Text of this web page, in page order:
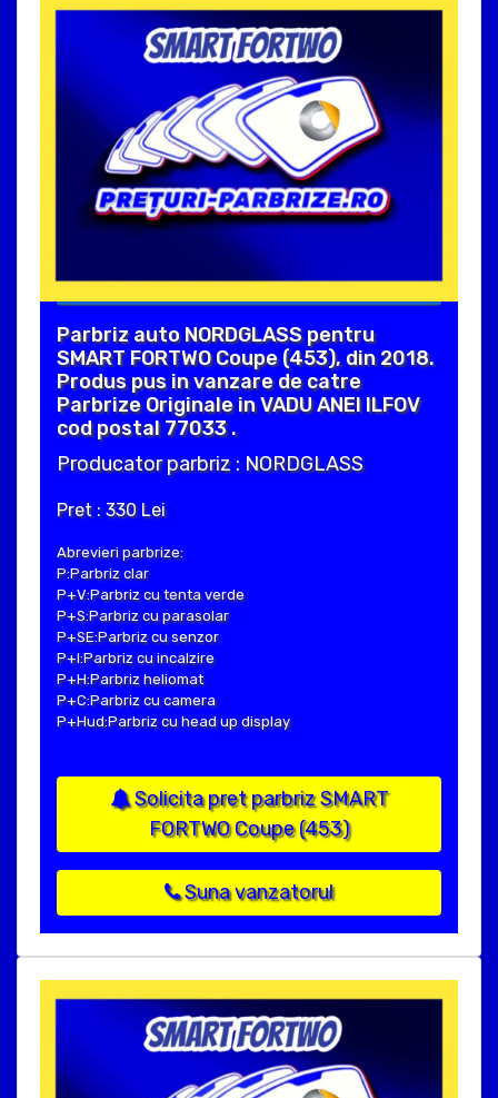
Parbriz auto NORDGLASS pentru
SMART FORTWO Coupe (453), din 2018.
Produs pus in vanzare de catre
Parbrize Originale in VADU ANEI ILFOV
cod postal 77033 .
Producator parbriz : NORDGLASS
Pret : 330 Lei
Abrevieri parbrize:
P:Parbriz clar
P+V:Parbriz cu tenta verde
P+S:Parbriz cu parasolar
P+SE:Parbriz cu senzor
P+I:Parbriz cu incalzire
P+H:Parbriz heliomat
P+C:Parbriz cu camera
P+Hud:Parbriz cu head up display
Solicita pret parbriz SMART
FORTWO Coupe (453)
Suna vanzatorul